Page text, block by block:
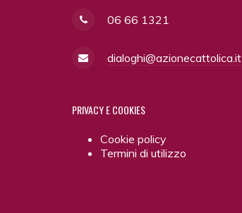
06 66 1321
dialoghi@azionecattolica.it
PRIVACYE COOKIES
Cookie policy
Termini di utilizzo